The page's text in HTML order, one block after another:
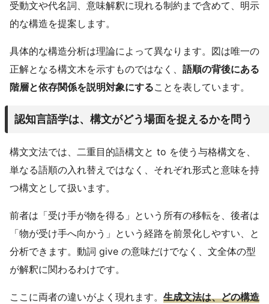
受動文や代名詞、意味解釈に現れる制約まで含めて、明示
的な構造を提案します。
具体的な構造分析は理論によって異なります。図は唯一の
正解となる構文木を示すものではなく、 語順の背後にある
階層と依存関係を説明対象にすることを表しています。
認知言語学は、構文がどう場面を捉えるかを問う
構文文法では、二重目的語構文と to を使う与格構文を、
単なる語順の入れ替えではなく、それぞれ形式と意味を持
つ構文として扱います。
前者は「受け手が物を得る」という所有の移転を、後者は
「物が受け手へ向かう」という経路を前景化しやすい、と
分析できます。動詞 give の意味だけでなく、文全体の型
が解釈に関わるわけです。
ここに両者の違いがよく現れます。 生成文法は、どの構造